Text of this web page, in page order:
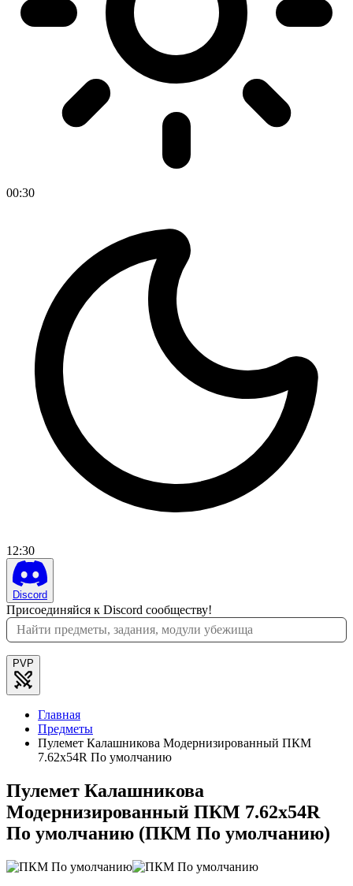
00:30
12:30
Discord
Присоединяйся к Discord сообществу!
PVP
Главная
Предметы
Пулемет Калашникова Модернизированный ПКМ
7.62x54R По умолчанию
Пулемет Калашникова
Модернизированный ПКМ 7.62x54R
По умолчанию (ПКМ По умолчанию)